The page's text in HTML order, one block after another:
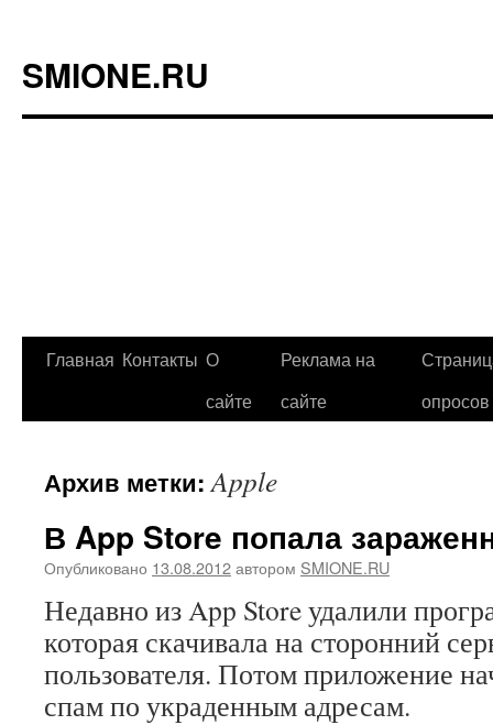
SMIONE.RU
Перейти
Главная Контакты О
сайте
Реклама на
сайте
опросов
Архив метки:Apple
В App Store попала
Опубликовано 13.08.2012автором SMIONE.RU
Недавно из App Store удалили
которая скачивала на сторонний
пользователя. Потом приложение
спам по украденным адресам.